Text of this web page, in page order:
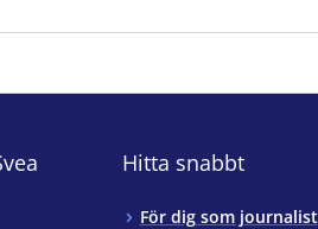
Hitta snabbt
För dig som journalist